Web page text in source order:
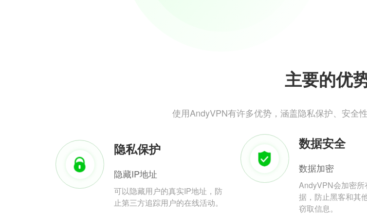
主要的优
使用AndyVPN有许多优势，涵盖隐私保护、安全
隐私保护
隐藏IP地址
可以隐藏用户的真实IP地址，防
止第三方追踪用户的在线活动。
数据安全
数据加密
AndyVPN会加密所
据，防止黑客和其
窃取信息。